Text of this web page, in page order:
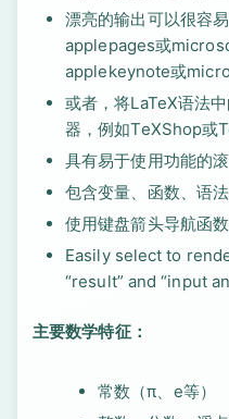
漂亮的输出可以很容
applepages或
applekeynote或
或者，将LaTeX语法
器，例如TeXShop或
具有易于使用功能的
包含变量、函数、语
使用键盘箭头导航函
Easily select to
“result” and “input
主要数学特征：
常数（π、e等）